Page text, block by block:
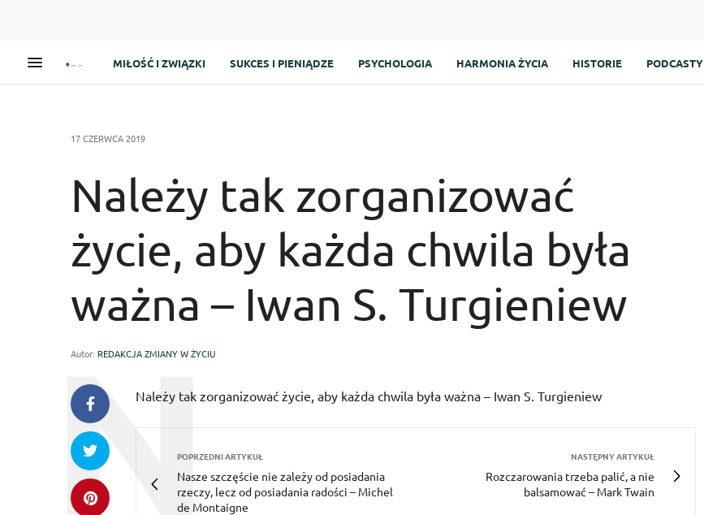
MIŁOŚĆ I ZWIĄZKI SUKCES I PIENIĄDZE PSYCHOLOGIA HARMONIA ŻYCIA HISTORIE PODCASTY
17 CZERWCA 2019
Należy tak zorganizować
życie, aby każda chwila była
ważna – Iwan S. Turgieniew
Autor: REDAKCJA ZMIANY W ŻYCIU
Należy tak zorganizować życie, aby każda chwila była ważna – Iwan S. Turgieniew
POPRZEDNI ARTYKUŁ
Nasze szczęście nie zależy od posiadania
rzeczy, lecz od posiadania radości – Michel
de Montaigne
NASTĘPNY ARTYKUŁ
Rozczarowania trzeba palić, a nie
balsamować – Mark Twain